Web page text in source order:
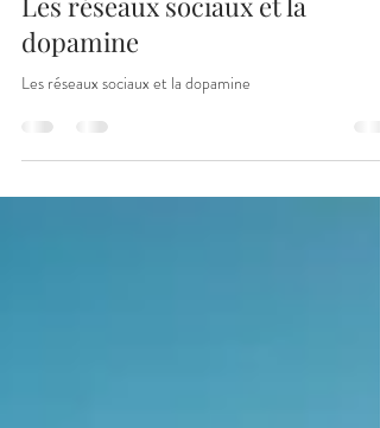
fredbruneau74
27 janv. 2025
Les réseaux sociaux et la
dopamine
Les réseaux sociaux et la dopamine